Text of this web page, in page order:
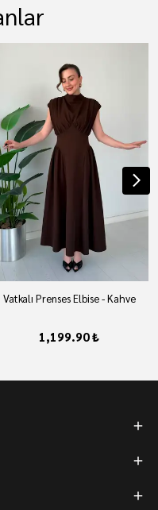
Vatkalı Prenses Elbise - Kahve
1,199.90 ₺